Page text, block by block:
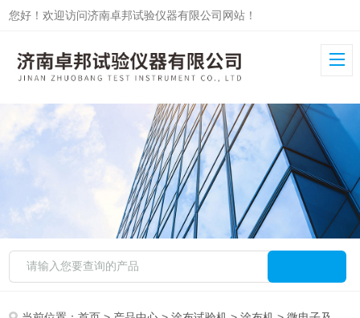
您好！欢迎访问济南卓邦试验仪器有限公司网站！